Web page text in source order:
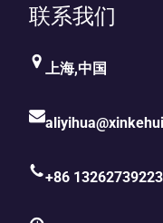
联系我们
上海,中国
+86 13262739223